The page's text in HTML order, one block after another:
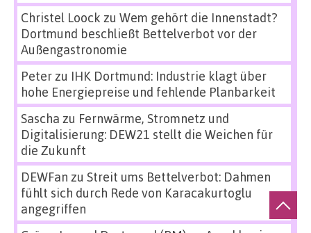
Christel Loock zu Wem gehört die Innenstadt?
Dortmund beschließt Bettelverbot vor der
Außengastronomie
Peterzu IHK Dortmund: Industrie klagt über
hohe Energiepreise und fehlende Planbarkeit
Sascha zu Fernwärme, Stromnetz und
Digitalisierung: DEW21 stellt die Weichen für
die Zukunft
DEWFan zu Streit ums Bettelverbot: Dahmen
fühlt sich durch Rede von Karacakurtoglu
angegriffen